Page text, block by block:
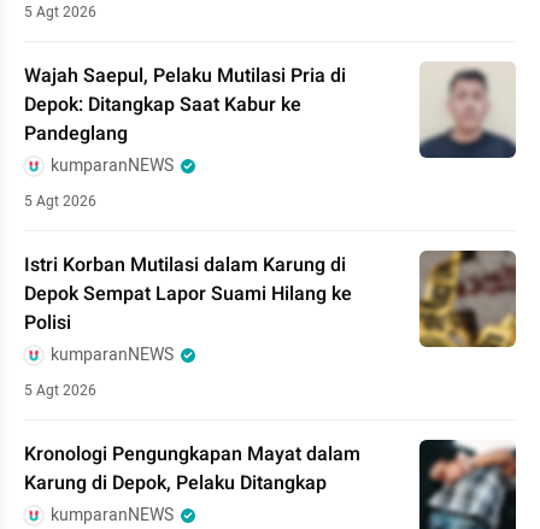
5 Agt 2026
Wajah Saepul, Pelaku Mutilasi Pria di
Depok: Ditangkap Saat Kabur ke
Pandeglang
kumparanNEWS
5 Agt 2026
Istri Korban Mutilasi dalam Karung di
Depok Sempat Lapor Suami Hilang ke
Polisi
kumparanNEWS
5 Agt 2026
Kronologi Pengungkapan Mayat dalam
Karung di Depok, Pelaku Ditangkap
kumparanNEWS